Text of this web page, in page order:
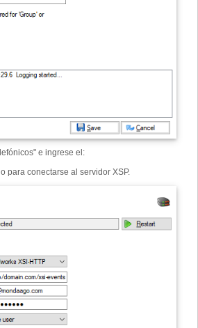
e ingrese el:
para conectarse al servidor XSP.